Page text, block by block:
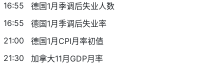
16:55
德国1月季调后失业人数
16:55
德国1月季调后失业率
21:00
德国1月CPI月率初值
21:30
加拿大11月GDP月率